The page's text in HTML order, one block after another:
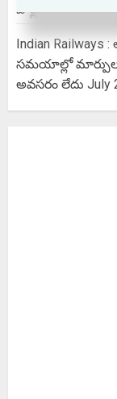
పార్లమెంట్‌లో
Indian Railways
సమయాల్లో
అవసరం లేదు July